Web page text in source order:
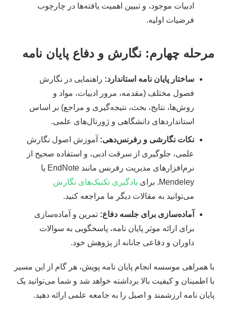
ادبیات موجود، و تبیین اهمیت یافته‌ها در چارچوب
فرضیات اولیه.
مرحله چهارم: نگارش و دفاع پایان نامه
ساختار پایان نامه استاندارد: راهنمایی در نگارش
فصول مختلف (مقدمه، مرور ادبیات، مواد و
روش‌ها، نتایج، بحث، نتیجه‌گیری و مراجع) بر اساس
استانداردهای دانشگاهی و ژورنال‌های علمی.
نکات نگارشی و رفرنس‌دهی: آموزش اصول نگارش
علمی، جلوگیری از سرقت ادبی، و استفاده صحیح از
نرم‌افزارهای مدیریت رفرنس مانند EndNote یا
Mendeley. برای
یادگیری تکنیک‌های نگارش
می‌توانید به مقالات دیگر ما مراجعه کنید.
آماده‌سازی برای جلسه دفاع: تمرین و آماده‌سازی
برای ارائه موثر پایان نامه، پاسخگویی به سوالات
داوران و دفاعی جانانه از پژوهش خود.
با همراهی موسسه انجام پایان نامه پویش، هر گام از این مسیر
با اطمینان و کیفیت بالا برداشته خواهد شد و شما می‌توانید یک
پایان نامه ارزشمند و اصیل را به جامعه علمی ارائه دهید.